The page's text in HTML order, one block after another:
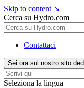
Skip to content ↘
Cerca su Hydro.com
Contattaci
Sei ora sul nostro sito
Seleziona la lingua